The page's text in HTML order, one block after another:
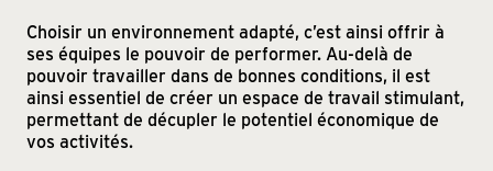
Choisir un environnement adapté, c’est ainsi offrir à
ses équipes le pouvoir de performer. Au-delà de
pouvoir travailler dans de bonnes conditions, il est
ainsi essentiel de créer un espace de travail stimulant,
permettant de décupler le potentiel économique de
vos activités.